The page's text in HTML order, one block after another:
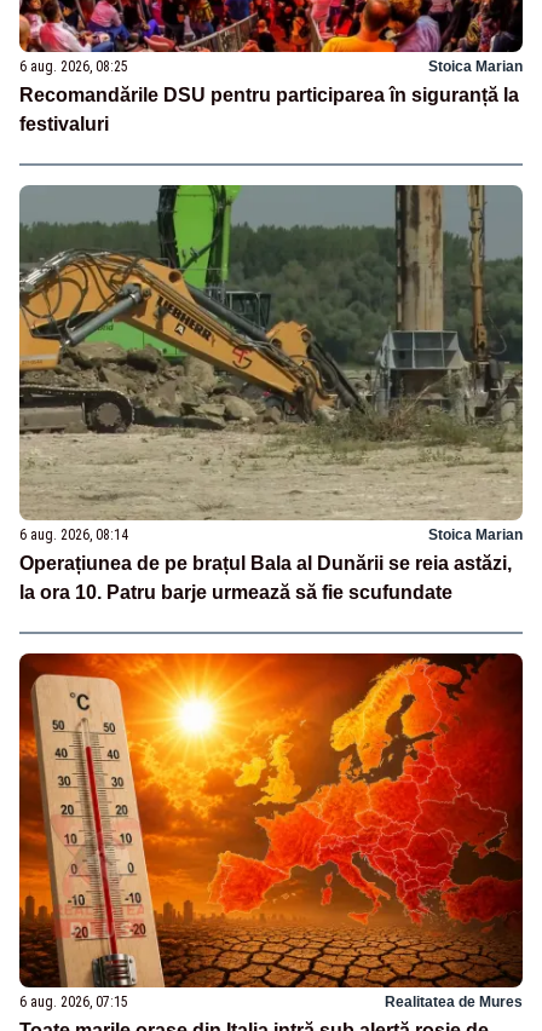
6 aug. 2026, 08:25 Stoica Marian
Recomandările DSU pentru participarea în siguranță la
festivaluri
6 aug. 2026, 08:14 Stoica Marian
Operațiunea de pe brațul Bala al Dunării se reia astăzi,
la ora 10. Patru barje urmează să fie scufundate
6 aug. 2026, 07:15 Realitatea de Mures